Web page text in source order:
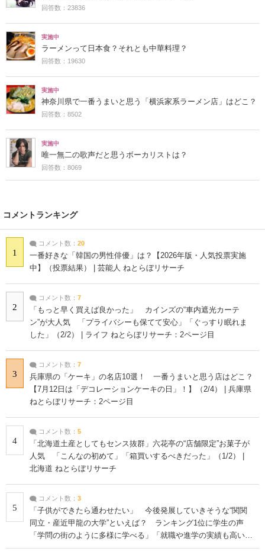
回答数：23836
実施中
ラーメンって日本食？それとも中華料理？
回答数：19630
実施中
神奈川県で一番うまいと思う「横浜家系ラーメン店」はどこ？
回答数：8502
実施中
唯一無二の歌声だと思うボーカリストは？
回答数：8069
コメントランキング
1
コメント数： 20
一番好きな「韓国の男性俳優」は？【2026年版・人気投票実施
中】（投票結果） | 芸能人 ねとらぼリサーチ
2
コメント数： 7
「もっと早く買えば良かった」 カインズの“車内遮光カーテ
ン”が大人気 「プライバシーも保てて安心」「ぐっすり眠れま
した」（2/2） | ライフ ねとらぼリサーチ：2ページ目
3
コメント数： 7
兵庫県の「ケーキ」の名店10選！ 一番うまいと思う店はどこ？
【7月12日は「デコレーションケーキの日」！】（2/4） | 兵庫県
ねとらぼリサーチ：2ページ目
4
コメント数： 5
「北海道土産としてもセンス抜群」六花亭の“店舗限定”お菓子が
人気 「こんなの初めて」「箱買いするべきだった」（1/2） |
北海道 ねとらぼリサーチ
5
コメント数： 3
「子供ができたら通わせたい」 今後発展していきそうな“関関
同立・産近甲龍の大学”といえば？ ランキング1位に学生の声
「学問の街のように多様に学べる」「就職や進学の実績も高い」
| 大学 ねとらぼリサーチ